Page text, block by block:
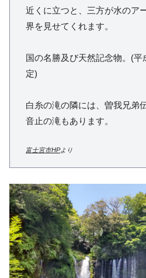
近くに立つと、三方が水のア
界を見せてくれます。
国の名勝及び天然記念物。(
定)
白糸の滝の隣には、曽我兄弟
音止の滝もあります。
富士宮市HPより